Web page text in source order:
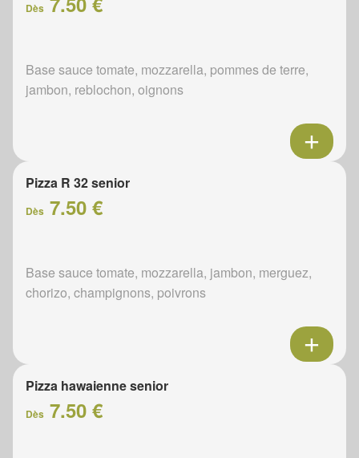
Dès
Base sauce tomate, mozzarella, pommes de terre,
jambon, reblochon, oignons
Pizza R 32 senior
Dès 7.50 €
Base sauce tomate, mozzarella, jambon, merguez,
chorizo, champignons, poivrons
Pizza hawaienne senior
Dès 7.50 €